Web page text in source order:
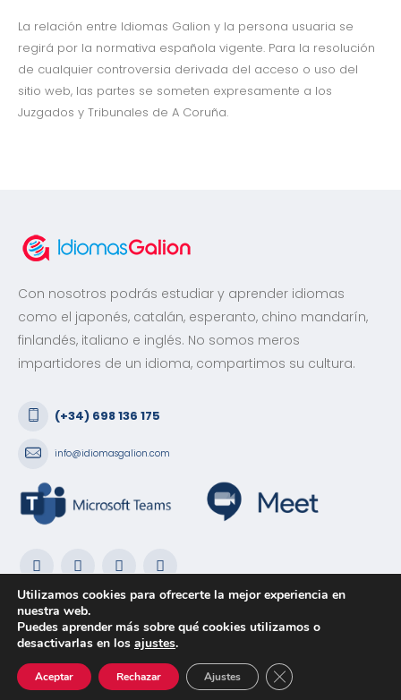
La relación entre Idiomas Galion y la persona usuaria se
regirá por la normativa española vigente. Para la resolución
de cualquier controversia derivada del acceso o uso del
sitio web, las partes se someten expresamente a los
Juzgados y Tribunales de A Coruña.
Con nosotros podrás estudiar y aprender idiomas
como el japonés, catalán, esperanto, chino mandarín,
finlandés, italiano e inglés. No somos meros
impartidores de un idioma, compartimos su cultura.
(+34) 698 136 175
info@idiomasgalion.com
Idiomas Galion. © 2020.Política de privacidad
Cookies| Aviso Legal
Utilizamos cookies para ofrecerte la mejor experiencia en
nuestra web.
Puedes aprender más sobre qué cookies utilizamos o
desactivarlas en los ajustes.
Aceptar Rechazar Ajustes Cerrar el banner de